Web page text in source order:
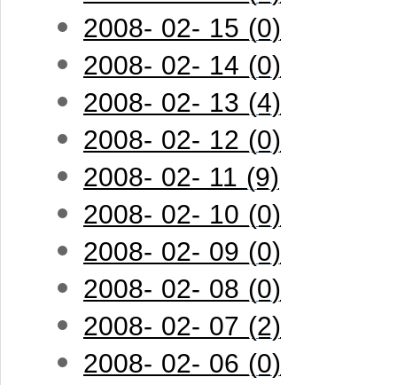
2008- 02- 15 (0)
2008- 02- 14 (0)
2008- 02- 13 (4)
2008- 02- 12 (0)
2008- 02- 11 (9)
2008- 02- 10 (0)
2008- 02- 09 (0)
2008- 02- 08 (0)
2008- 02- 07 (2)
2008- 02- 06 (0)